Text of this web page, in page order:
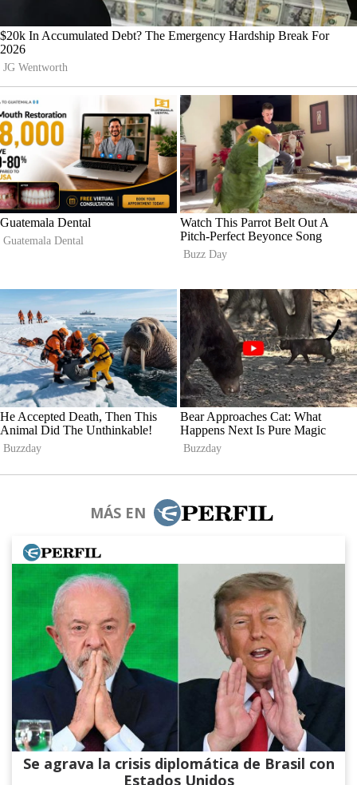
MÁS EN
Se agrava la crisis diplomática de Brasil con
Estados Unidos